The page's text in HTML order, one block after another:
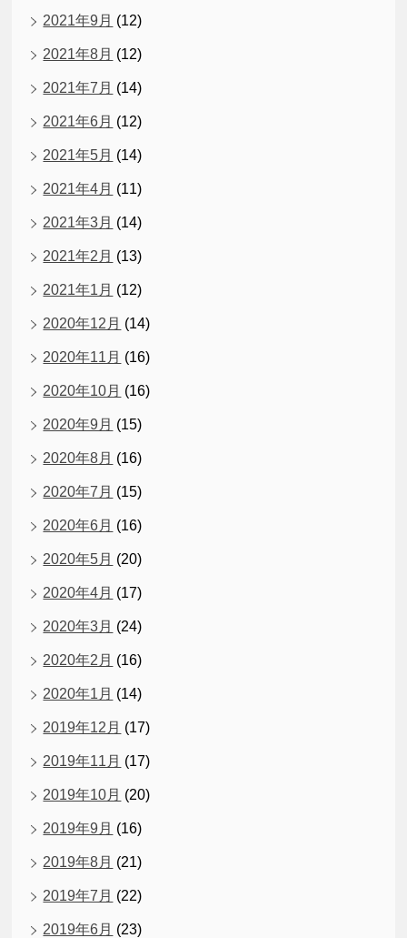
2021年9月 (12)
2021年8月 (12)
2021年7月 (14)
2021年6月 (12)
2021年5月 (14)
2021年4月 (11)
2021年3月 (14)
2021年2月 (13)
2021年1月 (12)
2020年12月 (14)
2020年11月 (16)
2020年10月 (16)
2020年9月 (15)
2020年8月 (16)
2020年7月 (15)
2020年6月 (16)
2020年5月 (20)
2020年4月 (17)
2020年3月 (24)
2020年2月 (16)
2020年1月 (14)
2019年12月 (17)
2019年11月 (17)
2019年10月 (20)
2019年9月 (16)
2019年8月 (21)
2019年7月 (22)
2019年6月 (23)